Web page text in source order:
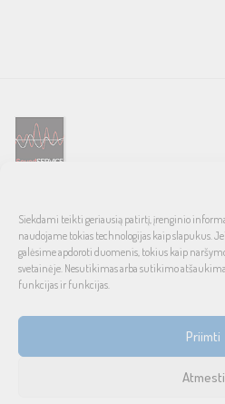
Siekdami teikti geriausią patirtį, įrenginio
naudojame tokias technologijas kaip slapukus.
galėsime apdoroti duomenis, tokius kaip
svetainėje. Nesutikimas arba sutikimo
funkcijas ir funkcijas.
Priimti
Atmesti
pasaulinio garso, laiko patikrintais namų
aparatūros ženklais. Galimybė pirkti
kainos ir kokybės santykis.
INFORMACIJA
Prekių pristatymas ir grąžinimas